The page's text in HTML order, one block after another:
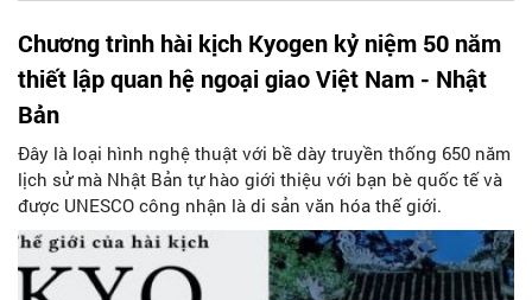
Chương trình hài kịch Kyogen kỷ niệm 50 năm
thiết lập quan hệ ngoại giao Việt Nam - Nhật
Bản
Đây là loại hình nghệ thuật với bề dày truyền thống 650 năm
lịch sử mà Nhật Bản tự hào giới thiệu với bạn bè quốc tế và
được UNESCO công nhận là di sản văn hóa thế giới.